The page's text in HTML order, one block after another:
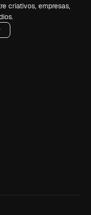
criativos, empresas,